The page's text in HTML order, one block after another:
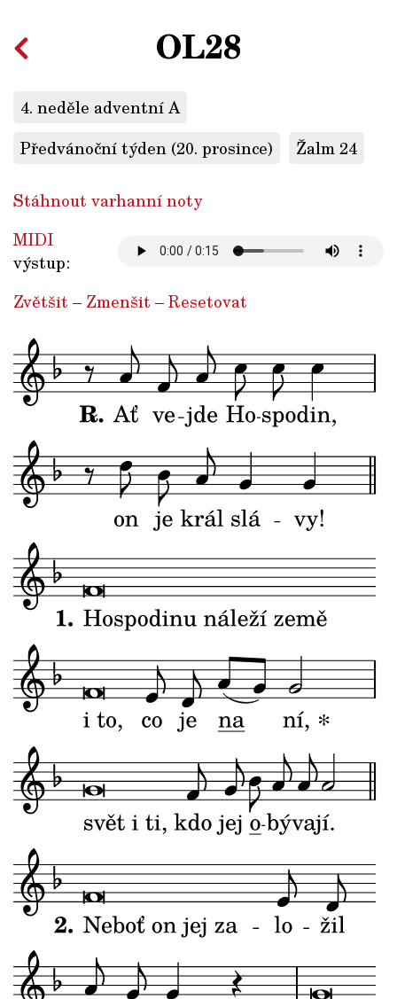
OL28
4. neděle adventní A
Předvánoční týden (20. prosince)
Žalm 24
Stáhnout varhanní noty
MIDI
výstup:
Zvětšit – Zmenšit –Resetovat